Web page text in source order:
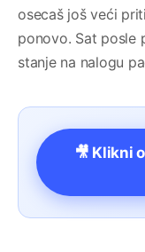
osecaš još veći
ponovo. Sat posle
stanje na nalogu
🎥 Klikni